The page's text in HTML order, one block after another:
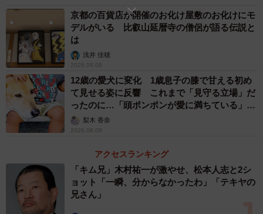
京都の百貨店が開催のお化け屋敷のお化けにモ
デルがいる 比叡山延暦寺の僧侶が語る伝説と
は
浅井 佳穂
2026.08.08
12歳の愛犬に変化 1歳息子の膝で甘える初め
て見せる姿に反響 これまで「見守る立場」だ
ったのに…「頭ポンポンが愛に満ちている」
「尊…」
梨木 香奈
2026.08.08
アクセスランキング
「キム兄」木村祐一が激やせ、松本人志と2シ
ョット「一瞬、分からなかったわ」「テキヤの
兄さん」